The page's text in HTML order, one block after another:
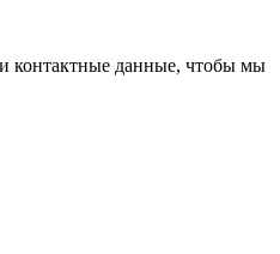
контактные данные, чтобы мы